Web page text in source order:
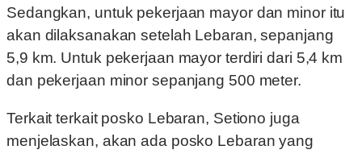
Sedangkan, untuk pekerjaan mayor dan minor itu
akan dilaksanakan setelah Lebaran, sepanjang
5,9 km. Untuk pekerjaan mayor terdiri dari 5,4 km
dan pekerjaan minor sepanjang 500 meter.
Terkait terkait posko Lebaran, Setiono juga
menjelaskan, akan ada posko Lebaran yang